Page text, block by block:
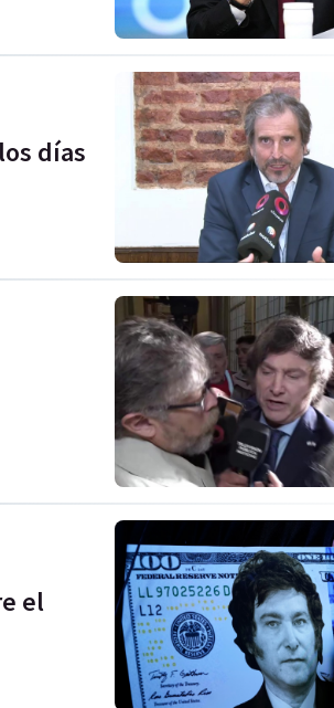
días
el